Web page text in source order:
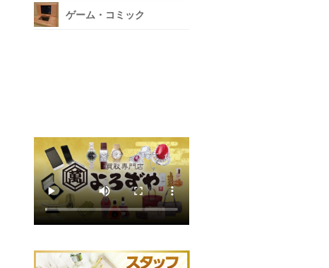
ゲーム・コミック